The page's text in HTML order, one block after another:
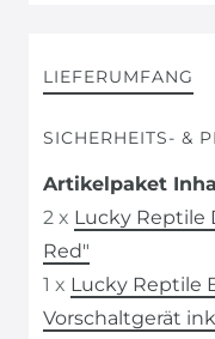
LIEFERUMFANG
SICHERHEITS- &
Artikelpaket
2 x Lucky Reptile
Red"
1 x Lucky Reptile
Vorschaltgerät